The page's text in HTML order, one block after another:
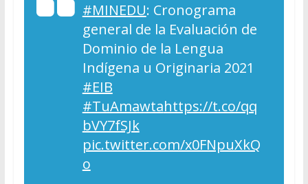
#MINEDU: Cronograma
general de la Evaluación de
Dominio de la Lengua
Indígena u Originaria 2021
#EIB
#TuAmawtahttps://t.co/qq
bVY7fSJk
pic.twitter.com/x0FNpuXkQ
o